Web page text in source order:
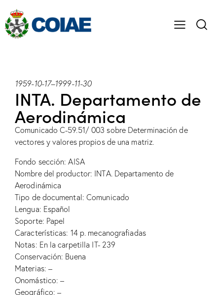
1959-10-17–1999-11-30
INTA. Departamento de
Aerodinámica
Comunicado C-59.51/ 003 sobre Determinación de
vectores y valores propios de una matriz.
Fondo sección: AISA
Nombre del productor: INTA. Departamento de
Aerodinámica
Tipo de documental: Comunicado
Lengua: Español
Soporte: Papel
Características: 14 p. mecanografiadas
Notas: En la carpetilla IT- 239
Conservación: Buena
Materias: –
Onomástico: –
Geográfico: –